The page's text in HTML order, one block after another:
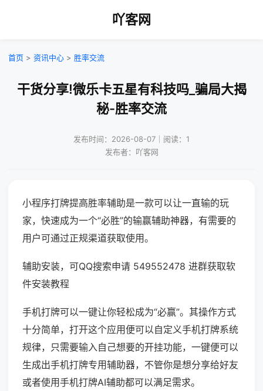
吖客网
首页 > 资讯中心 > 胜率交流
干货分享!微乐卡五星有科技吗_骗局大揭
秘-胜率交流
发布时间：2026-08-07｜阅读：1
发布者：吖客网
小程序打牌提高胜率辅助是一款可以让一直输的玩
家，快速成为一个“必胜”的输赢辅助神器，有需要的
用户可通过正规渠道获取使用。
辅助安装，可QQ搜索申请 549552478 进群获取软
件安装教程
手机打牌可以一键让你轻松成为“必赢”。其操作方式
十分简单，打开这个应用便可以自定义手机打牌系统
规律，只需要输入自己想要的开挂功能，一键便可以
生成出手机打牌专用辅助器，不管你是想分享给好友
或者使用手机打牌AI辅助都可以满足需求。